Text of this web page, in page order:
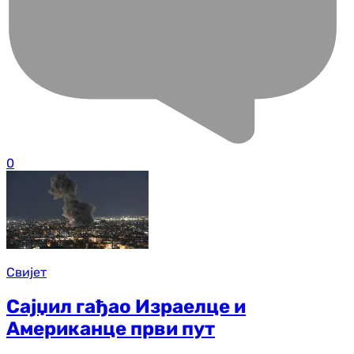
0
Свијет
Сајџил гађао Израелце и
Американце први пут